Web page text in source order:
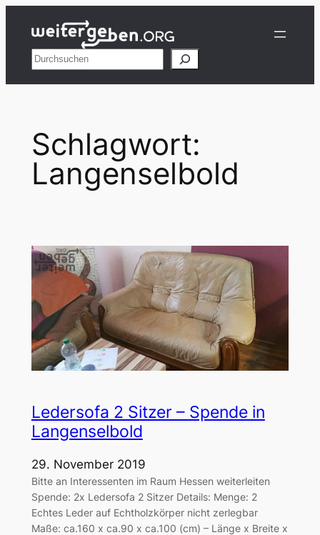
Inhalt
springenSuchen
Schlagwort:
Langenselbold
Ledersofa 2 Sitzer – Spende in
Langenselbold
29. November 2019
Bitte an Interessenten im Raum Hessen weiterleiten
Spende: 2x Ledersofa 2 Sitzer Details: Menge: 2
Echtes Leder auf Echtholzkörper nicht zerlegbar
Maße: ca.160 x ca.90 x ca.100 (cm) – Länge x Breite x